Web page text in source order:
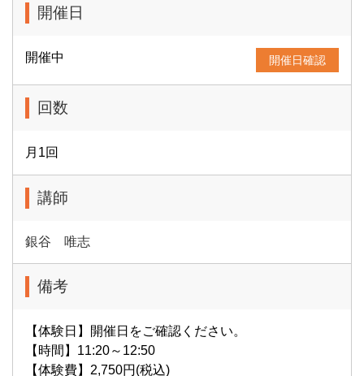
開催日
開催中 開催日確認
回数
月1回
講師
銀谷 唯志
備考
【体験日】開催日をご確認ください。
【時間】11:20～12:50
【体験費】2,750円(税込)